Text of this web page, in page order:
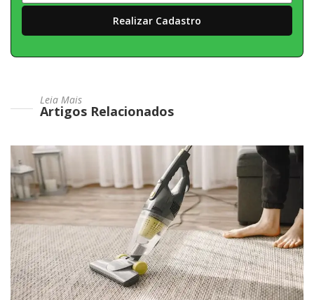
Leia Mais
Artigos Relacionados